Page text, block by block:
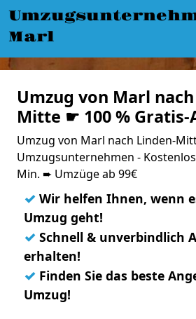
Marl
Umzug von Marl
Mitte ☛ 100 %
Umzug von Marl nach Linden-
Umzugsunternehmen -
Min. ➨ Umzüge ab 99€
✓ Wir helfen Ihnen, wenn
Umzug geht!
✓ Schnell & unverbindlich
erhalten!
✓ Finden Sie das beste
Umzug!